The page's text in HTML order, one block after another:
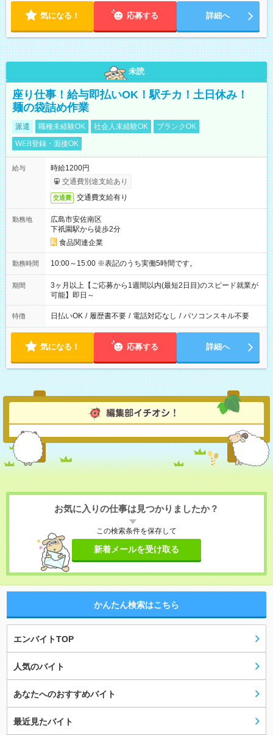
気になる！ 応募する 詳細へ
未読
座り仕事！給与即払いOK！駅チカ！土日休み！
麺の袋詰め作業
派遣 職種未経験OK 社会人未経験OK
ブランクOK
WEB登録・面接OK
給与
時給1200円
交通費別途支給あり
交通費 交通費支給有り
勤務地
広島市安佐南区
下祇園駅から徒歩2分
食品関連企業
勤務時間 10:00～15:00 ※表記のうち実働5時間です。
期間
3ヶ月以上【ご応募から1週間以内(最短2日目)のスピード就業が
可能】即日～
特徴 日払いOK / 履歴書不要 / 電話対応なし / パソコンスキル不要
気になる！ 応募する 詳細へ
お気に入りの仕事は見つかりましたか？
この検索条件を保存して
新着メールを受け取る
かんたん検索はこちら
エンバイトTOP
人気のバイト
あなたへのおすすめバイト
最近見たバイト